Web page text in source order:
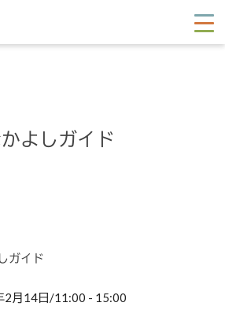
よしガイド
ガイド
2月14日/11:00 - 15:00